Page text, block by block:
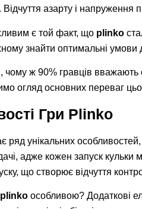
азарту і напруження
є той факт, що plinko
знайти оптимальні умови
чому ж 90% гравців вважають
огляд основних переваг
Гри Plinko
ряд унікальних
адже кожен запуск
що створює відчуття
plinko особливою? Додаткові